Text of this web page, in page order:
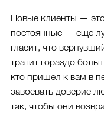
Новые клиенты —
постоянные — еще
гласит, что
тратит гораздо
кто пришел к вам в
завоевать доверие
так, чтобы они